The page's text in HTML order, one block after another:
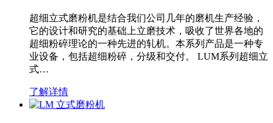
超细立式磨粉机是结合我们公司几年的磨机生产经验，
它的设计和研究的基础上立磨技术，吸收了世界各地的
超细粉碎理论的一种先进的轧机。本系列产品是一种专
业设备，包括超细粉碎，分级和交付。 LUM系列超细立
式…
了解详情